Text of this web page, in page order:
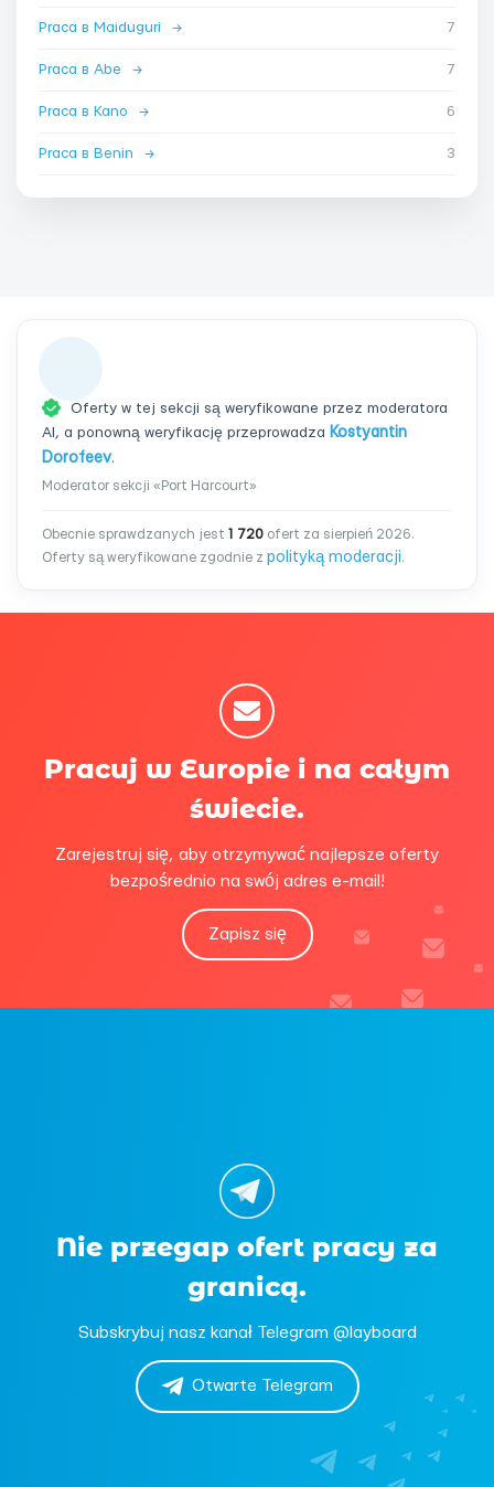
Praca в Maiduguri → 7
Praca в Abe → 7
Praca в Kano → 6
Praca в Benin → 3
Oferty w tej sekcji są weryfikowane przez moderatora
AI, a ponowną weryfikację przeprowadza Kostyantin
Dorofeev.
Moderator sekcji «Port Harcourt»
Obecnie sprawdzanych jest 1 720 ofert za sierpień 2026.
Oferty są weryfikowane zgodnie z polityką moderacji.
Pracuj w Europie i na całym
świecie.
Zarejestruj się, aby otrzymywać najlepsze oferty
bezpośrednio na swój adres e-mail!
Zapisz się
Nie przegap ofert pracy za
granicą.
Subskrybuj nasz kanał Telegram @layboard
Otwarte Telegram